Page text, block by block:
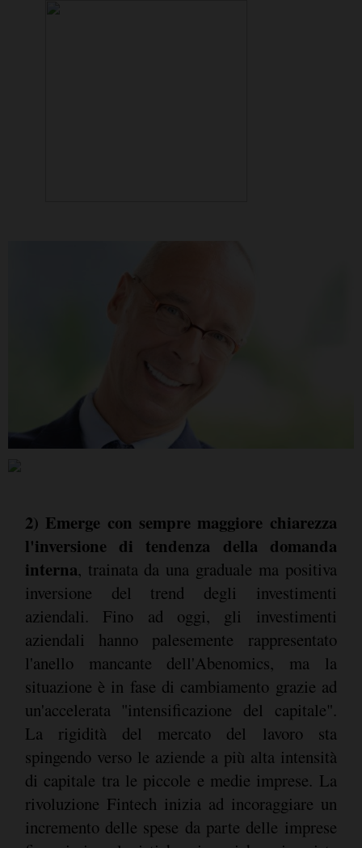
2) Emerge con sempre maggiore chiarezza
l'inversione di tendenza della domanda
interna, trainata da una graduale ma positiva
inversione del trend degli investimenti
aziendali. Fino ad oggi, gli investimenti
aziendali hanno palesemente rappresentato
l'anello mancante dell'Abenomics, ma la
situazione è in fase di cambiamento grazie ad
un'accelerata "intensificazione del capitale".
La rigidità del mercato del lavoro sta
spingendo verso le aziende a più alta intensità
di capitale tra le piccole e medie imprese. La
rivoluzione Fintech inizia ad incoraggiare un
incremento delle spese da parte delle imprese